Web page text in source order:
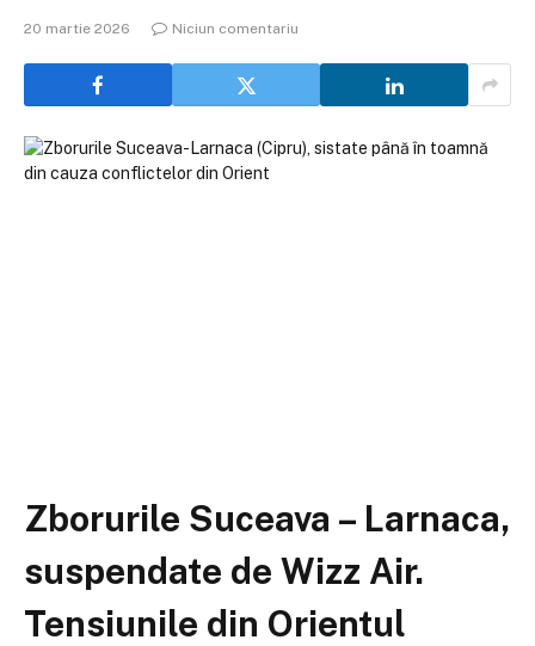
20 martie 2026 Niciun comentariu
Zborurile Suceava – Larnaca,
suspendate de Wizz Air.
Tensiunile din Orientul